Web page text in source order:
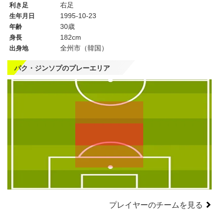
利き足 右足
生年月日 1995-10-23
年齢 30歳
身長 182cm
出身地 全州市（韓国）
パク・ジンソプのプレーエリア
左
WG
CF
右
WG
CMF
CB
SB
GK
プレイヤーのチームを見る